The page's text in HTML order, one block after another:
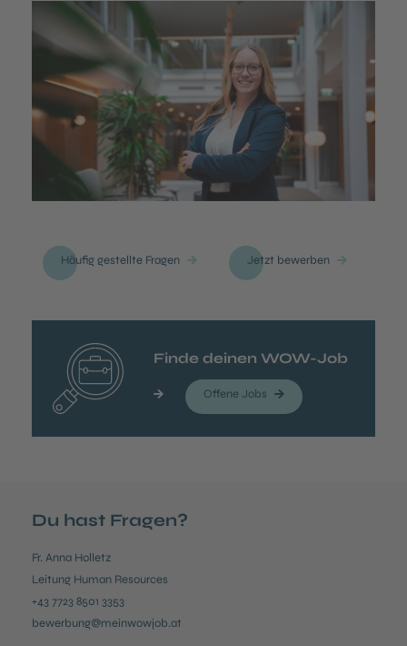
Häufig gestellte Fragen Jetzt bewerben
Finde deinen WOW-Job
Offene Jobs
Du hast Fragen?
Fr. Anna Holletz
Leitung Human Resources
+43 7723 8501 3353
bewerbung@meinwowjob.at